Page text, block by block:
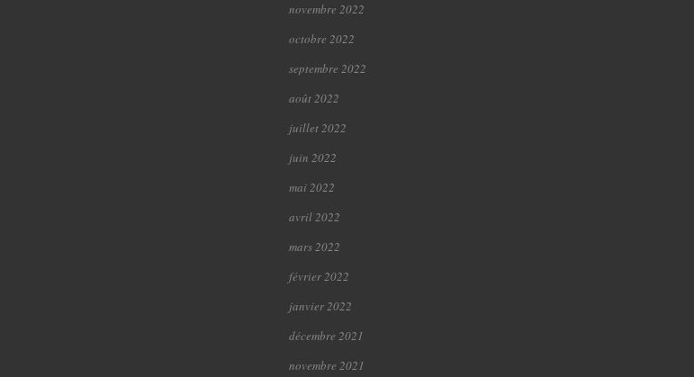
novembre 2022
octobre 2022
septembre 2022
août 2022
juillet 2022
juin 2022
mai 2022
avril 2022
mars 2022
février 2022
janvier 2022
décembre 2021
novembre 2021